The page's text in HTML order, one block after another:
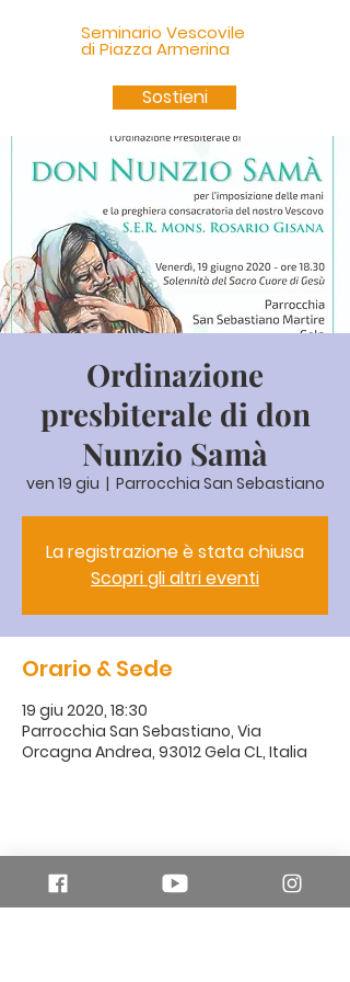
Seminario Vescovile
di Piazza Armerina
Sostieni
Ordinazione
presbiterale di don
Nunzio Samà
ven 19 giu
  |
Parrocchia San Sebastiano
La registrazione è stata chiusa
Scopri gli altri eventi
Orario & Sede
19 giu 2020, 18:30
Parrocchia San Sebastiano, Via
Orcagna Andrea, 93012 Gela CL, Italia